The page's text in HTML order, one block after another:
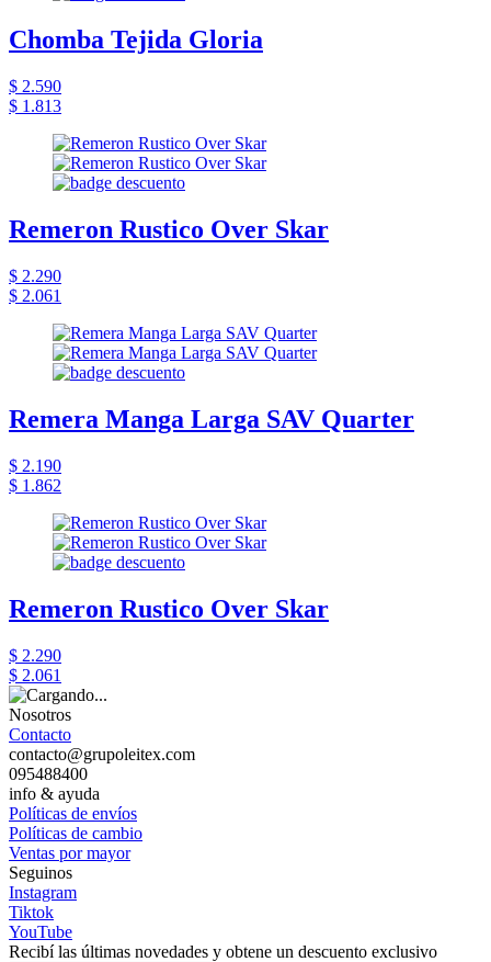
Chomba Tejida Gloria
$ 2.590
$ 1.813
Remeron Rustico Over Skar
$ 2.290
$ 2.061
Remera Manga Larga SAV Quarter
$ 2.190
$ 1.862
Remeron Rustico Over Skar
$ 2.290
$ 2.061
Nosotros
Contacto
contacto@grupoleitex.com
095488400
info & ayuda
Políticas de envíos
Políticas de cambio
Ventas por mayor
Seguinos
Instagram
Tiktok
YouTube
Recibí las últimas novedades y obtene un descuento exclusivo